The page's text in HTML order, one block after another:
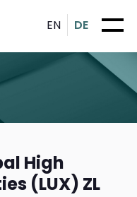
EN DE
High
(LUX) ZL